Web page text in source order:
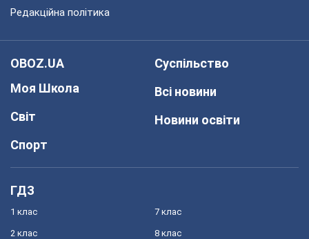
Редакційна політика
OBOZ.UA
Моя Школа
Світ
Спорт
Суспільство
Всі новини
Новини освіти
ГДЗ
1 клас
2 клас
7 клас
8 клас